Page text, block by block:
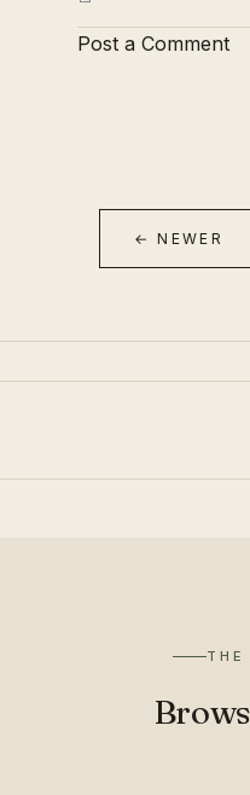
Post a Comment
← NEWER
THE